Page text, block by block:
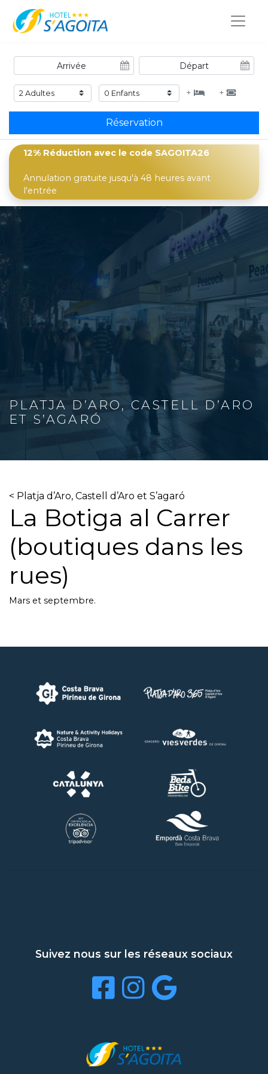
+ +
Réservation
12% Réduction avec le code SAGOITA26
Annulation gratuite jusqu'à 48 heures avant
l'entrée
PLATJA D’ARO, CASTELL D’ARO
ET S’AGARÓ
< Platja d’Aro, Castell d’Aro et S’agaró
La Botiga al Carrer
(boutiques dans les
rues)
Mars et septembre.
Suivez nous sur les réseaux sociaux